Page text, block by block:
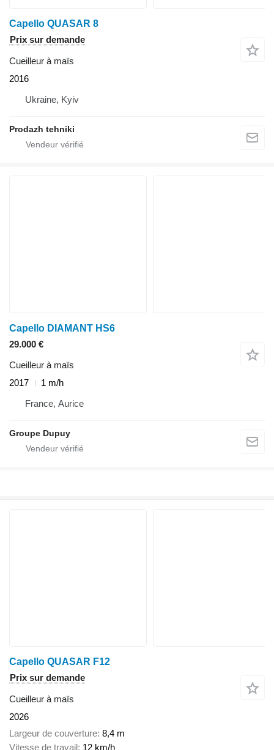
Capello QUASAR 8
Prix sur demande
Cueilleur à maïs
2016
Ukraine, Kyiv
Prodazh tehniki
Capello DIAMANT HS6
29.000 €
Cueilleur à maïs
2017
1 m/h
France, Aurice
Groupe Dupuy
Capello QUASAR F12
Prix sur demande
Cueilleur à maïs
2026
Largeur de couverture 8,4 m
Vitesse de travail 12 km/h